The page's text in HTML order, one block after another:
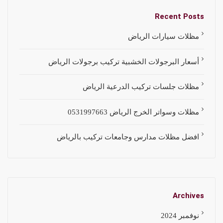
Recent Posts
مظلات سيارات الرياض
أسعار البرجولات الخشبية تركيب برجولات الرياض
مظلات جلسات تركيب الدرعية الرياض
مظلات وسواتر الخرج الرياض 0531997663
افضل مظلات مدارس وجامعات تركيب بالرياض
Archives
نوفمبر 2024